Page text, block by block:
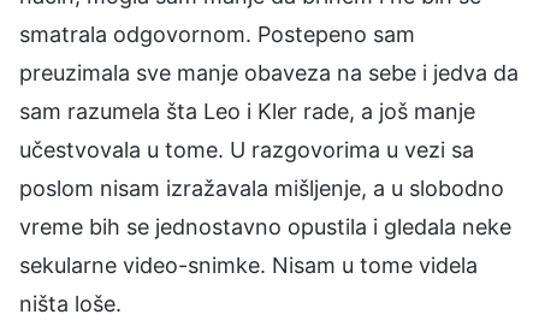
smatrala odgovornom. Postepeno sam
preuzimala sve manje obaveza na sebe i jedva da
sam razumela šta Leo i Kler rade, a još manje
učestvovala u tome. U razgovorima u vezi sa
poslom nisam izražavala mišljenje, a u slobodno
vreme bih se jednostavno opustila i gledala neke
sekularne video-snimke. Nisam u tome videla
ništa loše.